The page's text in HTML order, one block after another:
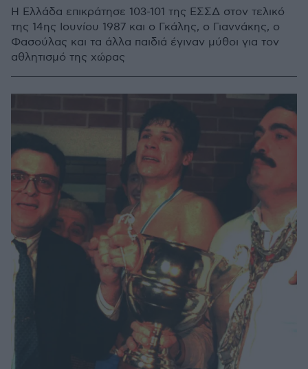
Η Ελλάδα επικράτησε 103-101 της ΕΣΣΔ στον τελικό
της 14ης Ιουνίου 1987 και ο Γκάλης, ο Γιαννάκης, ο
Φασούλας και τα άλλα παιδιά έγιναν μύθοι για τον
αθλητισμό της χώρας